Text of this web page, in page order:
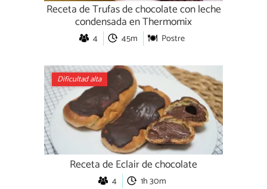
Receta de Trufas de chocolate con leche
condensada en Thermomix
4 45m Postre
Dificultad alta
Receta de Eclair de chocolate
4 1h 30m